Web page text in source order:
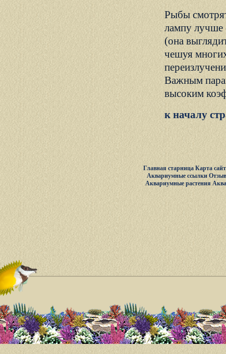
Рыбы
лампу лучше
(она
чешуя
Важным
высоким
к началу
Главная старница Карта
Аквариумные ссылки
Аквариумные растения